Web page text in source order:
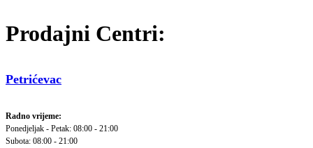
Prodajni Centri:
Petrićevac
Radno vrijeme:
Ponedjeljak - Petak: 08:00 - 21:00
Subota: 08:00 - 21:00